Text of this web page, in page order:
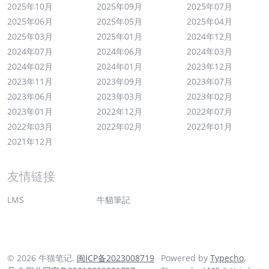
2025年10月 2025年09月
2025年07月
2025年06月
2025年05月
2025年04月
2025年03月
2025年01月
2024年12月
2024年07月
2024年06月
2024年03月
2024年02月
2024年01月
2023年12月
2023年11月
2023年09月
2023年07月
2023年06月
2023年03月
2023年02月
2023年01月
2022年12月
2022年07月
2022年03月
2022年02月
2022年01月
2021年12月
友情链接
LMS 牛貓筆記
© 2026 牛猫笔记. 闽ICP备2023008719
Powered by Typecho,